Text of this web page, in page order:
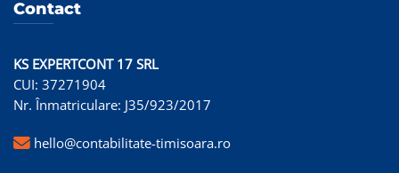
Contact
KS EXPERTCONT 17 SRL
CUI: 37271904
Nr. Înmatriculare: J35/923/2017
hello@contabilitate-timisoara.ro